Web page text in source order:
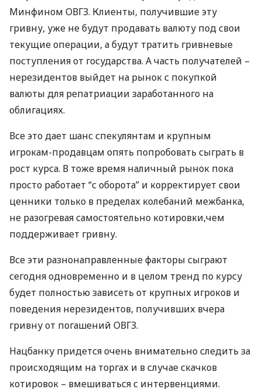
Минфином ОВГЗ. Клиенты, получившие эту
гривну, уже не будут продавать валюту под свои
текущие операции, а будут тратить гривневые
поступления от государства. А часть получателей –
нерезидентов выйдет на рынок с покупкой
валюты для репатриации заработанного на
облигациях.
Все это дает шанс спекулянтам и крупным
игрокам-продавцам опять попробовать сыграть в
рост курса. В тоже время наличный рынок пока
просто работает “с оборота” и корректирует свои
ценники только в пределах колебаний межбанка,
не разогревая самостоятельно котировки,чем
поддерживает гривну.
Все эти разнонаправленные факторы сыграют
сегодня одновременно и в целом тренд по курсу
будет полностью зависеть от крупных игроков и
поведения нерезидентов, получивших вчера
гривну от погашений ОВГЗ.
Нацбанку придется очень внимательно следить за
происходящим на торгах и в случае скачков
котировок – вмешиваться с интервенциями.